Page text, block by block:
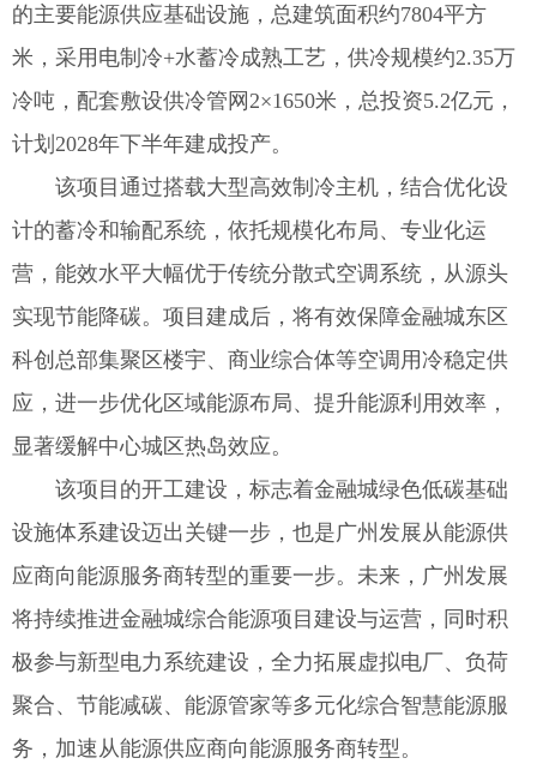
的主要能源供应基础设施，总建筑面积约7804平方
米，采用电制冷+水蓄冷成熟工艺，供冷规模约2.35万
冷吨，配套敷设供冷管网2×1650米，总投资5.2亿元，
计划2028年下半年建成投产。
该项目通过搭载大型高效制冷主机，结合优化设
计的蓄冷和输配系统，依托规模化布局、专业化运
营，能效水平大幅优于传统分散式空调系统，从源头
实现节能降碳。项目建成后，将有效保障金融城东区
科创总部集聚区楼宇、商业综合体等空调用冷稳定供
应，进一步优化区域能源布局、提升能源利用效率，
显著缓解中心城区热岛效应。
该项目的开工建设，标志着金融城绿色低碳基础
设施体系建设迈出关键一步，也是广州发展从能源供
应商向能源服务商转型的重要一步。未来，广州发展
将持续推进金融城综合能源项目建设与运营，同时积
极参与新型电力系统建设，全力拓展虚拟电厂、负荷
聚合、节能减碳、能源管家等多元化综合智慧能源服
务，加速从能源供应商向能源服务商转型。